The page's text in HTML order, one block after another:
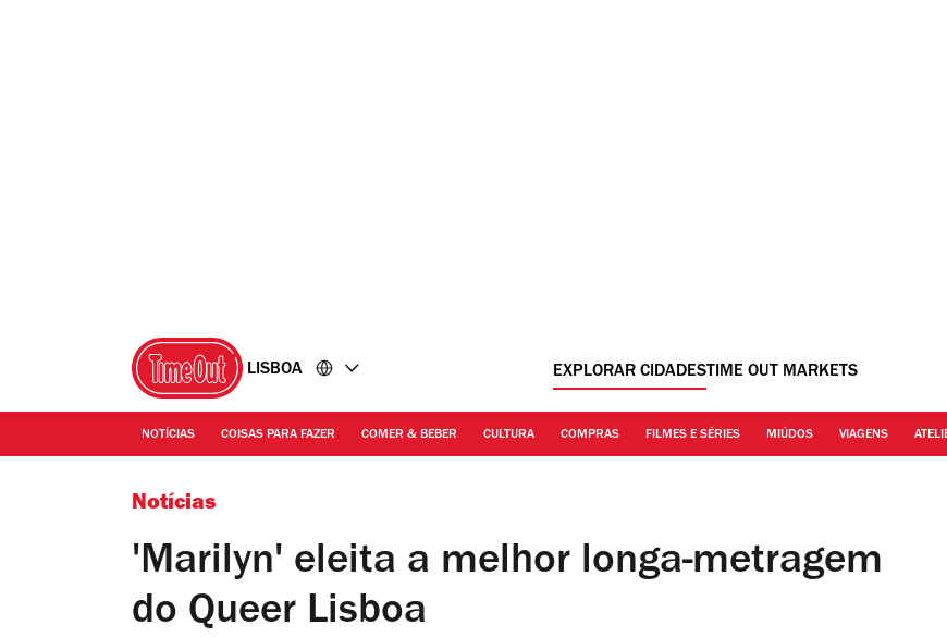
LISBOA EXPLORAR CIDADESTIME OUT MARKETS
NOTÍCIAS COISAS PARA FAZER COMER & BEBER CULTURA COMPRAS FILMES E SÉRIES MIÚDOS VIAGENS
Notícias
'Marilyn' eleita a melhor longa-metragem
do Queer Lisboa